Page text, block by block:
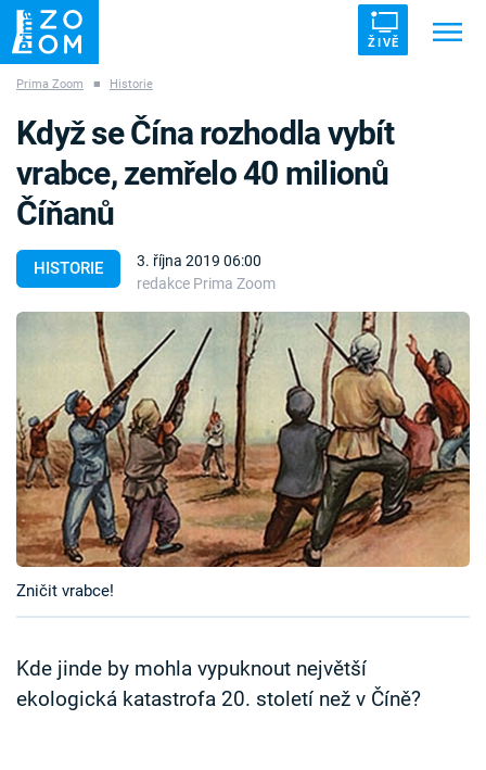
ŽIVĚ
ZÁHADY VETŘELCI DÁVNOVĚKU
Témata
Témata
Pořady
TV Program
Časopis
Sledujte prima+
Sledujte nás
Prima Zoom ■ Historie
HISTORIE
3. října 2019 06:00
redakce Prima Zoom
Když se Čína rozhodla vybít
vrabce, zemřelo 40 milionů
Číňanů
Zničit vrabce!
Kde jinde by mohla vypuknout největší
ekologická katastrofa 20. století než v Číně?